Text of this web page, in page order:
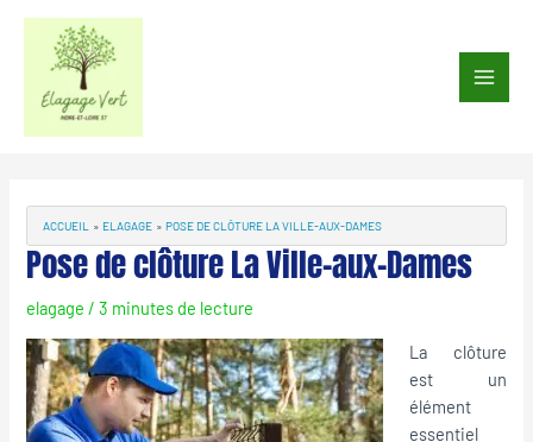
Aller
contenu
Main
ACCUEIL ELAGAGE POSE DE CLÔTURE LA VILLE-AUX-DAMES
Pose de clôture La Ville-aux-Dames
elagage /3 minutes de lecture
La clôture
est un
élément
essentiel
articles